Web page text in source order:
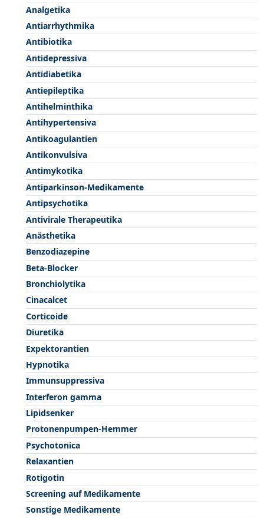
Analgetika
Antiarrhythmika
Antibiotika
Antidepressiva
Antidiabetika
Antiepileptika
Antihelminthika
Antihypertensiva
Antikoagulantien
Antikonvulsiva
Antimykotika
Antiparkinson-Medikamente
Antipsychotika
Antivirale Therapeutika
Anästhetika
Benzodiazepine
Beta-Blocker
Bronchiolytika
Cinacalcet
Corticoide
Diuretika
Expektorantien
Hypnotika
Immunsuppressiva
Interferon gamma
Lipidsenker
Protonenpumpen-Hemmer
Psychotonica
Relaxantien
Rotigotin
Screening auf Medikamente
Sonstige Medikamente